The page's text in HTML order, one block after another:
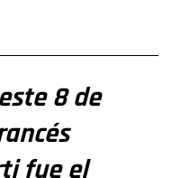
8 de
fue el